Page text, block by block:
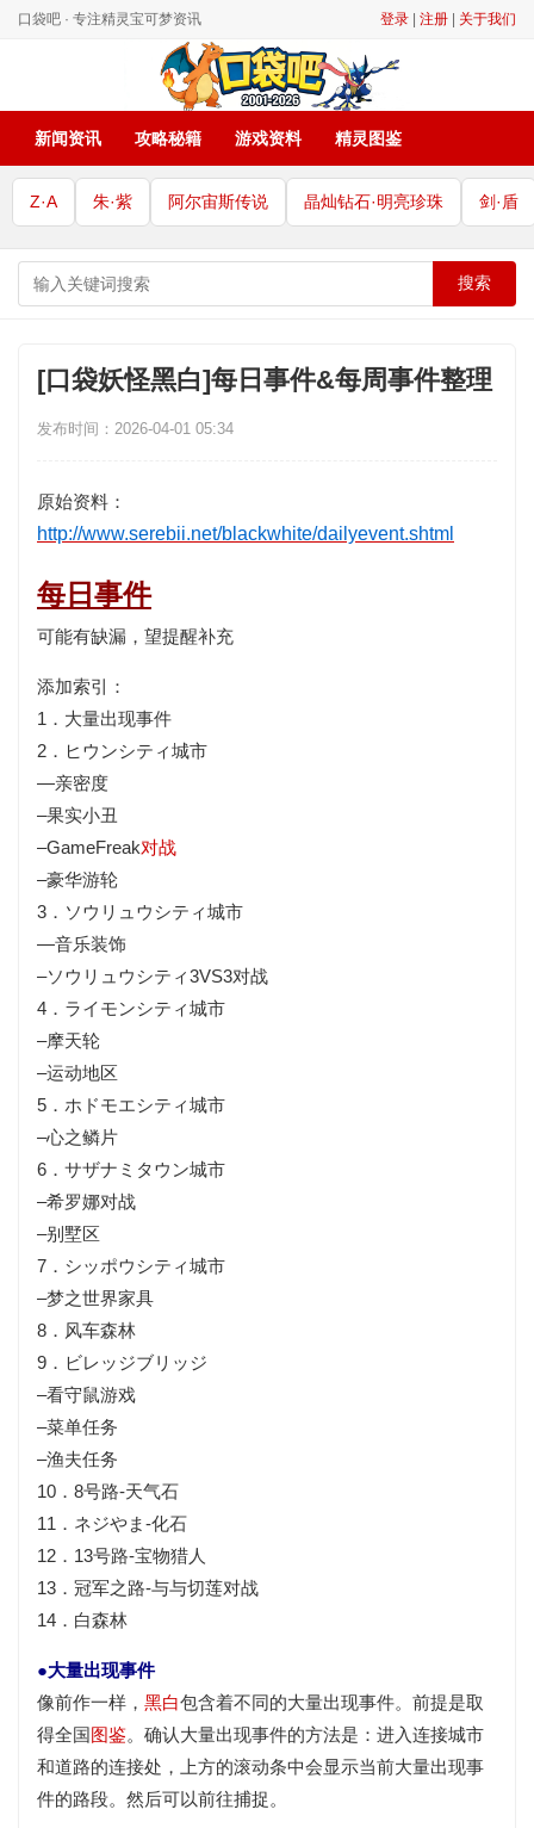
口袋吧 · 专注精灵宝可梦资讯 登录 注册 关于我们
新闻资讯 攻略秘籍 游戏资料 精灵图鉴
Z·A 朱·紫 阿尔宙斯传说 晶灿钻石·明亮珍珠 剑·盾
搜索
[口袋妖怪黑白]每日事件&每周事件整理
发布时间：2026-04-01 05:34
原始资料：
http://www.serebii.net/blackwhite/dailyevent.shtml
每日事件
可能有缺漏，望提醒补充
添加索引：
1．大量出现事件
2．ヒウンシティ城市
—亲密度
–果实小丑
–GameFreak对战
–豪华游轮
3．ソウリュウシティ城市
—音乐装饰
–ソウリュウシティ3VS3对战
4．ライモンシティ城市
–摩天轮
–运动地区
5．ホドモエシティ城市
–心之鳞片
6．サザナミタウン城市
–希罗娜对战
–别墅区
7．シッポウシティ城市
–梦之世界家具
8．风车森林
9．ビレッジブリッジ
–看守鼠游戏
–菜单任务
–渔夫任务
10．8号路-天气石
11．ネジやま-化石
12．13号路-宝物猎人
13． 冠军之路-与与切莲对战
14．白森林
●大量出现事件
像前作一样， 黑白包含着不同的大量出现事件。前提是取
得全国图鉴。确认大量出现事件的方法是：进入连接城市
和道路的连接处，上方的滚动条中会显示当前大量出现事
件的路段。然后可以前往捕捉。